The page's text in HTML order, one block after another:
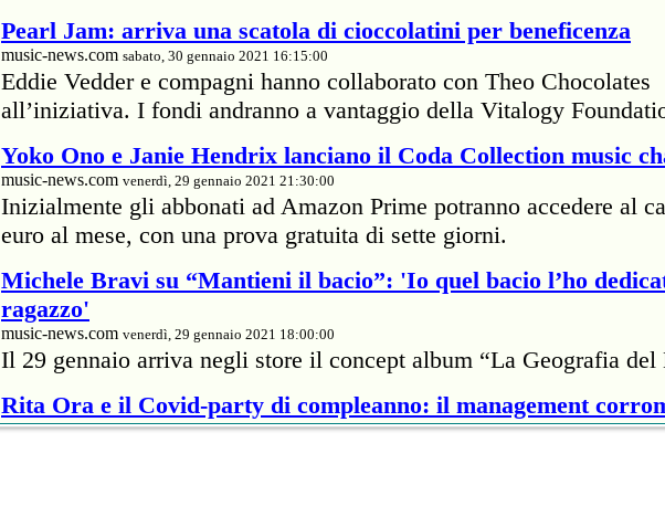
Pearl Jam: arriva una scatola di cioccolatini per beneficenza
music-news.com sabato, 30 gennaio 2021 16:15:00
Eddie Vedder e compagni hanno collaborato con Theo Chocolates
all’iniziativa. I fondi andranno a vantaggio della Vitalogy
Yoko Ono e Janie Hendrix lanciano il Coda Collection music
music-news.com venerdì, 29 gennaio 2021 21:30:00
Inizialmente gli abbonati ad Amazon Prime potranno accedere al
euro al mese, con una prova gratuita di sette giorni.
Michele Bravi su “Mantieni il bacio”: 'Io quel bacio l’ho
ragazzo'
music-news.com venerdì, 29 gennaio 2021 18:00:00
Il 29 gennaio arriva negli store il concept album “La Geografia del
Rita Ora e il Covid-party di compleanno: il management
ristoratore